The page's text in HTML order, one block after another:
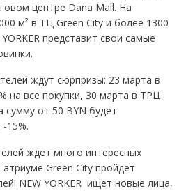
центре Dana Mall. На
м² в ТЦ Green City и более 1300
представит свои самые
ждут сюрпризы: 23 марта в
на все покупки, 30 марта в ТРЦ
сумму от 50 BYN будет
15%.
ждет много интересных
Green City пройдет
NEW YORKER ищет новые лица,